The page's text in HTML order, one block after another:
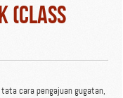
(Class
cara pengajuan gugatan,